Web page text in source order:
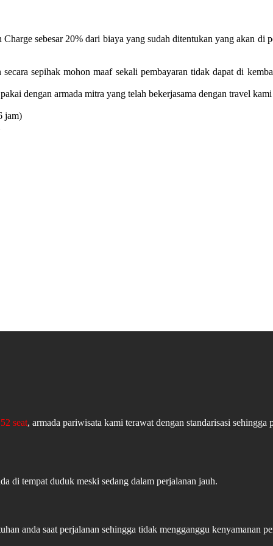
sebesar 20% dari biaya yang sudah ditentukan yang akan di
sepihak mohon maaf sekali pembayaran tidak dapat di
dengan armada mitra yang telah bekerjasama dengan travel kami
jam)
seat, armada pariwisata kami terawat dengan standarisasi sehingga
di tempat duduk meski sedang dalam perjalanan jauh.
anda saat perjalanan sehingga tidak mengganggu kenyamanan